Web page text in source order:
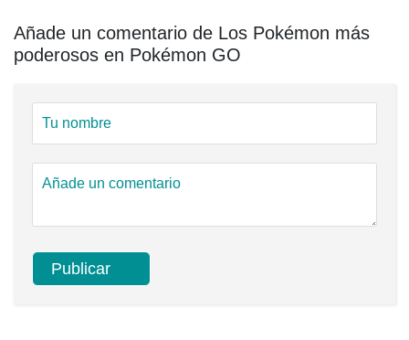
Añade un comentario de Los Pokémon más
poderosos en Pokémon GO